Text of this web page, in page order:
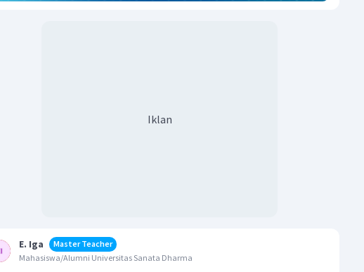
Iklan
E. Iga
Master Teacher
Mahasiswa/Alumni Universitas Sanata Dharma